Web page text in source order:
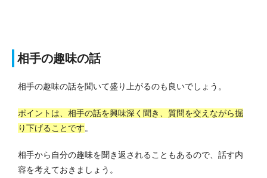
相手の趣味の話
相手の趣味の話を聞いて盛り上がるのも良いでしょう。
ポイントは、相手の話を興味深く聞き、質問を交えながら掘
り下げることです。
相手から自分の趣味を聞き返されることもあるので、話す内
容を考えておきましょう。